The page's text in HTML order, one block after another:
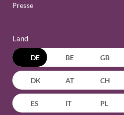
Presse
Land
DE BE GB
DK AT CH
ES IT PL